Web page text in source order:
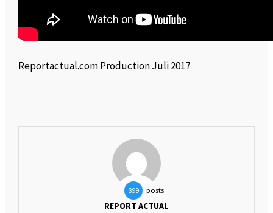
Reportactual.com Production Juli 2017
899 posts
REPORT ACTUAL